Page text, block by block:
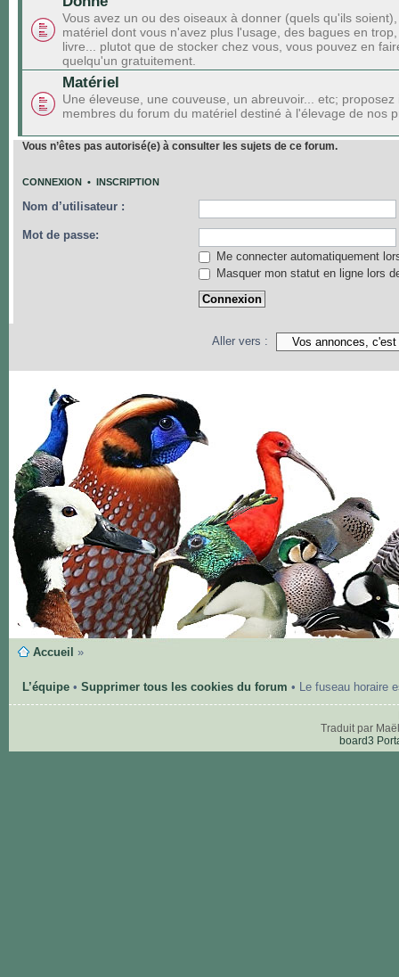
Vous avez un ou des oiseaux à donner (quels qu'ils
matériel dont vous n'avez plus l'usage, des bagues en
livre... plutot que de stocker chez vous, vous pouvez en
quelqu'un gratuitement.
Matériel
Une éleveuse, une couveuse, un abreuvoir... etc; proposez
membres du forum du matériel destiné à l'élevage de nos
Vous n’êtes pas autorisé(e) à consulter les sujets de ce forum.
CONNEXION• INSCRIPTION
Nom d’utilisateur :
Mot de passe:
Me connecter automatiquement
Masquer mon statut en ligne lors
Aller vers :
Accueil »
L’équipe• Supprimer tous les cookies du forum • Le fuseau horaire
Traduit par
board3